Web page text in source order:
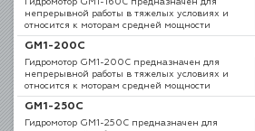
непрерывной работы в тяжелых условиях и
относится к моторам средней мощности
GM1-200C
Гидромотор GM1-200C предназначен для
непрерывной работы в тяжелых условиях и
относится к моторам средней мощности
GM1-250C
Гидромотор GM1-250C предназначен для